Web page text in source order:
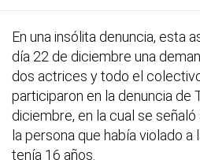
En una insólita denuncia, esta
día 22 de diciembre una
dos actrices y todo el
participaron en la denuncia de
diciembre, en la cual se señaló
la persona que había violado a
tenía 16 años.